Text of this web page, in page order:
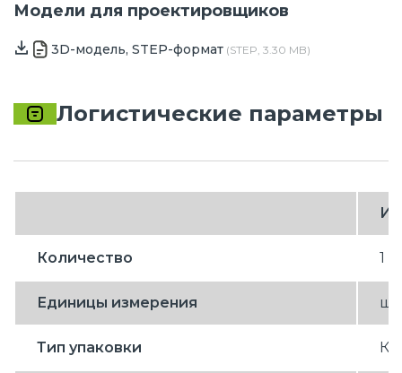
Модели для проектировщиков
3D-модель, STEP-формат (STEP, 3.30 MB)
Логистические параметры
Количество 1
Единицы измерения шт
Тип упаковки